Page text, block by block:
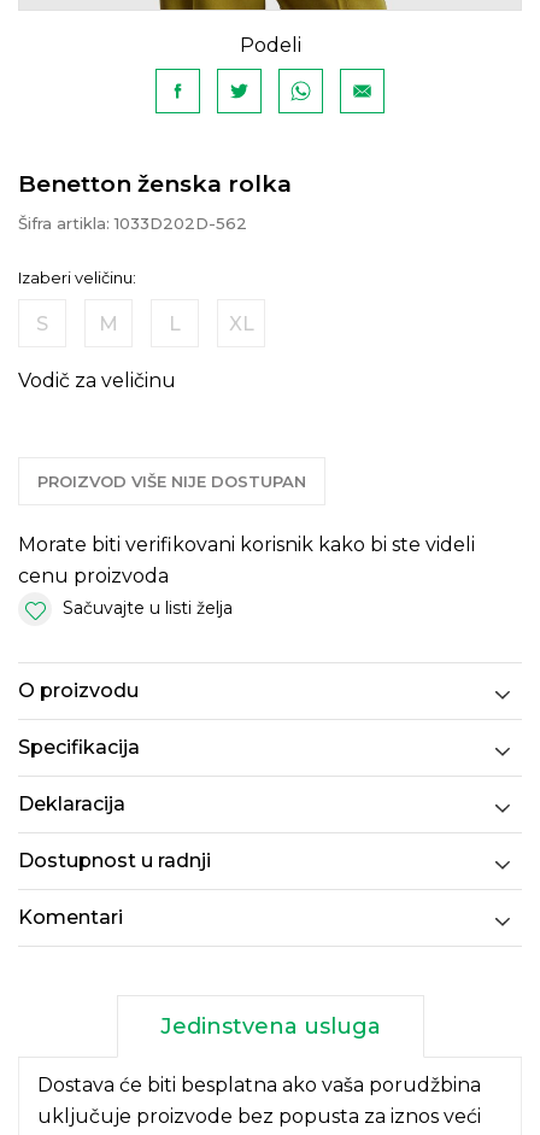
Podeli
Benetton ženska rolka
Šifra artikla:1033D202D-562
Izaberi veličinu:
S M L XL
Vodič za veličinu
PROIZVOD VIŠE NIJE DOSTUPAN
Morate biti verifikovani korisnik kako bi ste videli
cenu proizvoda
Sačuvajte u listi želja
O proizvodu
Specifikacija
Deklaracija
Dostupnost u radnji
Komentari
Jedinstvena usluga
Dostava će biti besplatna ako vaša porudžbina
uključuje proizvode bez popusta za iznos veći